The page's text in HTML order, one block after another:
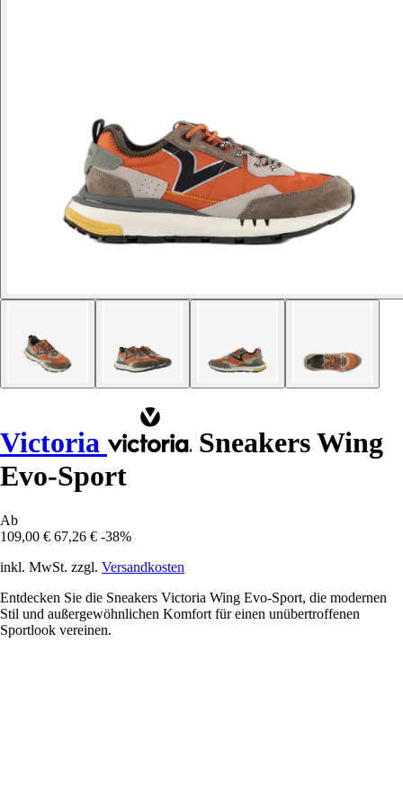
Victoria
Sneakers Wing
Evo-Sport
Ab
109,00 € 67,26 € -38%
inkl. MwSt. zzgl. Versandkosten
Entdecken Sie die Sneakers Victoria Wing Evo-Sport, die modernen
Stil und außergewöhnlichen Komfort für einen unübertroffenen
Sportlook vereinen.